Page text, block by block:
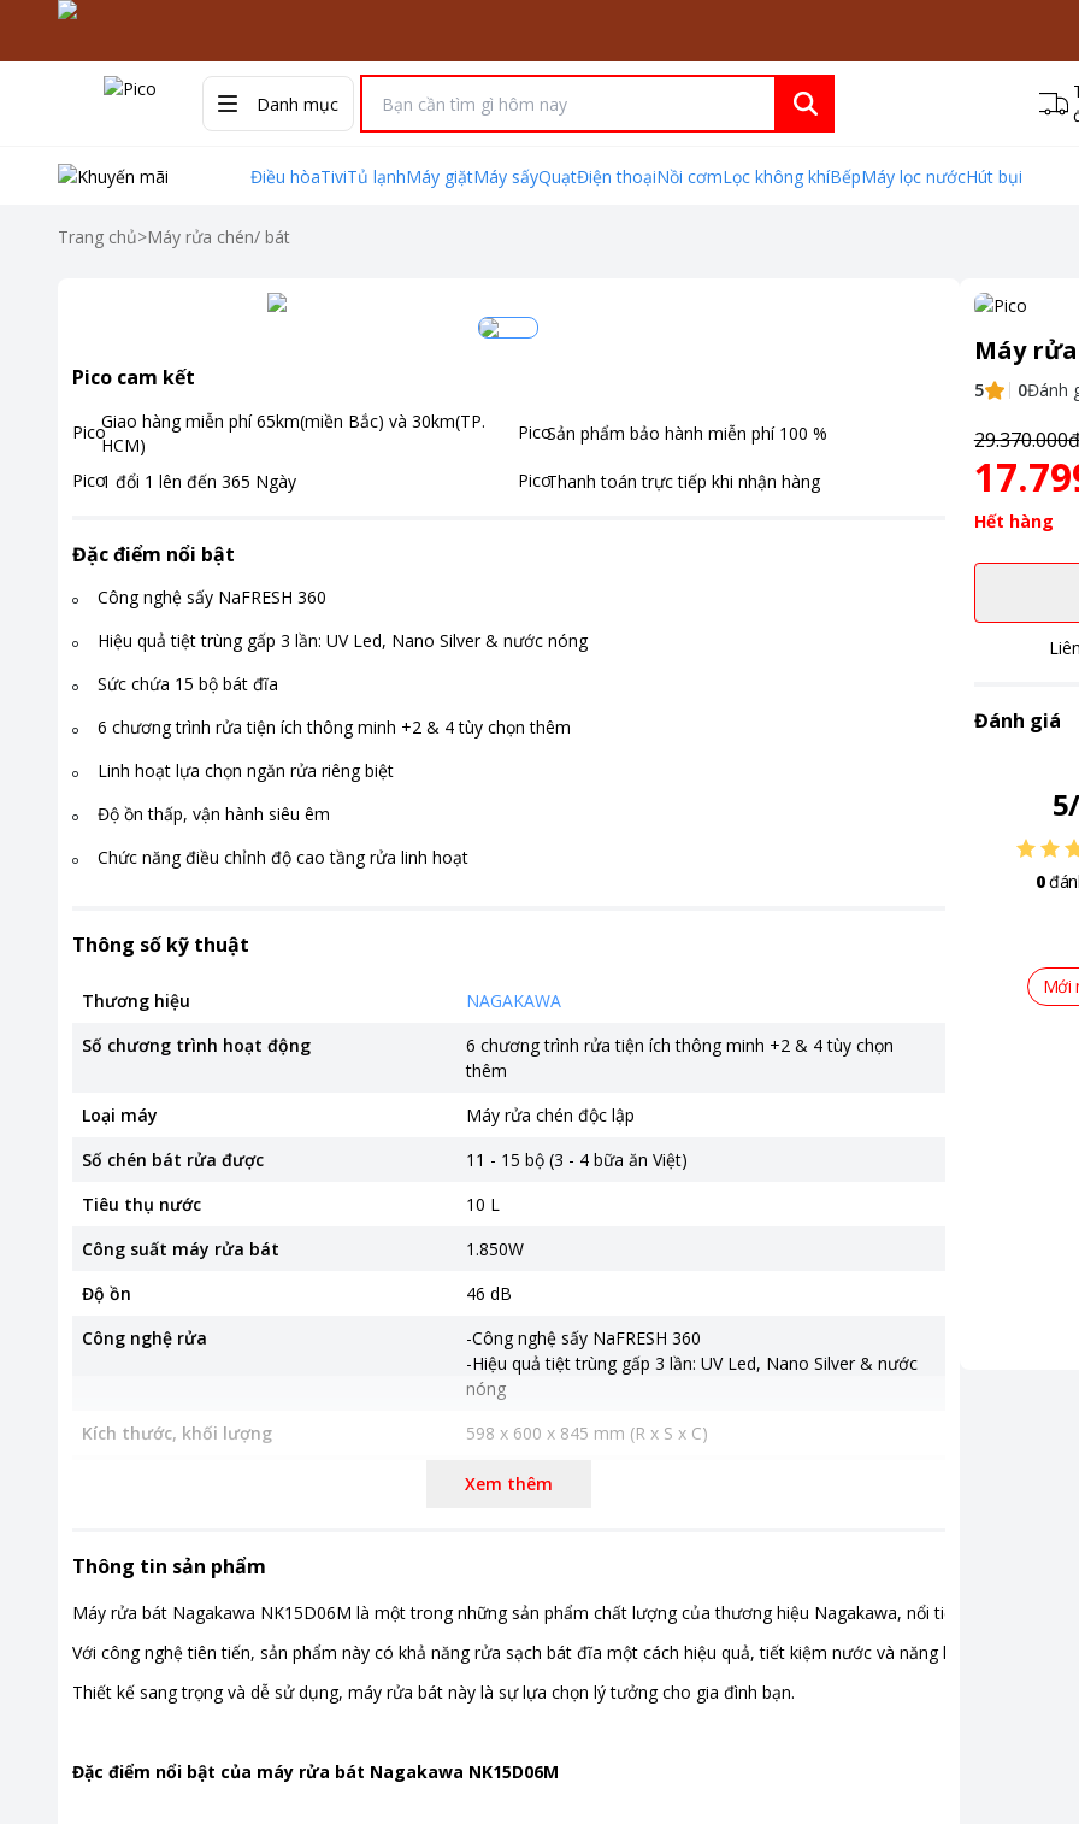
Danh mục
Điều hòaTiviTủ lạnhMáy giặtMáy sấyQuạtĐiện thoạiNồi cơmLọc không khíBếpMáy lọc nướcHút bụi
Trang chủ>Máy rửa chén/ bát
Pico cam kết
Giao hàng miễn phí 65km(miền Bắc) và 30km(TP.
HCM)
Sản phẩm bảo hành miễn phí 100 %
1 đổi 1 lên đến 365 Ngày Thanh toán trực tiếp khi nhận hàng
Đặc điểm nổi bật
Công nghệ sấy NaFRESH 360
Hiệu quả tiệt trùng gấp 3 lần: UV Led, Nano Silver & nước nóng
Sức chứa 15 bộ bát đĩa
6 chương trình rửa tiện ích thông minh +2 & 4 tùy chọn thêm
Linh hoạt lựa chọn ngăn rửa riêng biệt
Độ ồn thấp, vận hành siêu êm
Chức năng điều chỉnh độ cao tầng rửa linh hoạt
Thông số kỹ thuật
Thương hiệu
NAGAKAWA
Số chương trình hoạt động
6 chương trình rửa tiện ích thông minh +2 & 4 tùy chọn
thêm
Loại máy
Máy rửa chén độc lập
Số chén bát rửa được
11 - 15 bộ (3 - 4 bữa ăn Việt)
Tiêu thụ nước
10 L
Công suất máy rửa bát
1.850W
Độ ồn
46 dB
Công nghệ rửa
-Công nghệ sấy NaFRESH 360
-Hiệu quả tiệt trùng gấp 3 lần: UV Led, Nano Silver & nước
nóng
Kích thước, khối lượng
598 x 600 x 845 mm (R x S x C)
Inox cao cấp tích hợp thép sơn chống gỉ đa lớp
Nơi sản xuất
Khoảng giá
Từ 10 - 20 triệu
Tiện ích
Hoạt động êm (ồn <50dB), Có sấy,Rửa nước nóng,Khoá
trẻ em
Xem thêm
Thông tin sản phẩm
Máy rửa bát Nagakawa NK15D06M là một trong những sản phẩm chất lượng của thương hiệu Nagakawa, nổi tiếng với thiết kế
Với công nghệ tiên tiến, sản phẩm này có khả năng rửa sạch bát đĩa một cách hiệu quả, tiết kiệm nước và năng lượng.
Thiết kế sang trọng và dễ sử dụng, máy rửa bát này là sự lựa chọn lý tưởng cho gia đình bạn.
Đặc điểm nổi bật của máy rửa bát Nagakawa NK15D06M
Máy
5 0Đánh
29.370.000đ
Hết hàng
Đánh giá
5/
0
Mới